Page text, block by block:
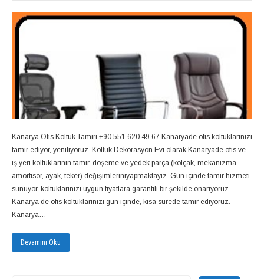
Kanarya Ofis Koltuk Tamiri +90 551 620 49 67 Kanaryade ofis koltuklarınızı
tamir ediyor, yeniliyoruz. Koltuk Dekorasyon Evi olarak Kanaryade ofis ve
iş yeri koltuklarının tamir, döşeme ve yedek parça (kolçak, mekanizma,
amortisör, ayak, teker) değişimleriniyapmaktayız. Gün içinde tamir hizmeti
sunuyor, koltuklarınızı uygun fiyatlara garantili bir şekilde onarıyoruz.
Kanarya de ofis koltuklarınızı gün içinde, kısa sürede tamir ediyoruz.
Kanarya…
Devamını Oku